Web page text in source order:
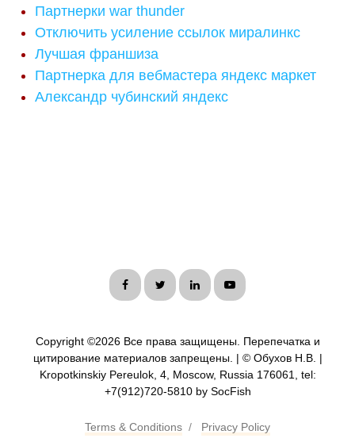
Партнерки war thunder
Отключить усиление ссылок миралинкс
Лучшая франшиза
Партнерка для вебмастера яндекс маркет
Александр чубинский яндекс
Copyright ©2026 Все права защищены. Перепечатка и
цитирование материалов запрещены. | © Обухов Н.В. |
Kropotkinskiy Pereulok, 4, Moscow, Russia 176061, tel:
+7(912)720-5810 by SocFish
Terms & Conditions / Privacy Policy